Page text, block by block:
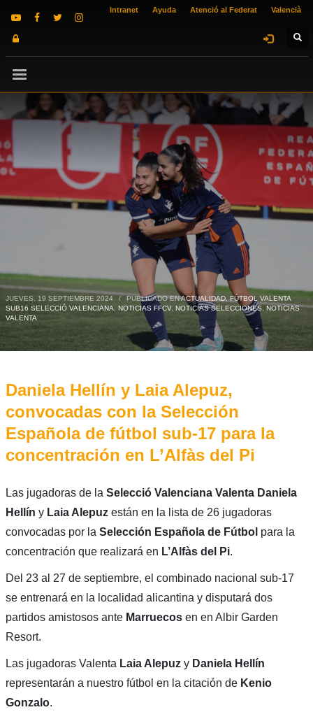
Intranet Ayuda Atenció al Federat Valencià
JUEVES, 19 SEPTIEMBRE 2024 / PUBLICADO ENACTUALIDAD,FÚTBOL VALENTA
SUB16 SELECCIÓ VALENCIANA
NOTICIAS FFCV, NOTICIAS SELECCIONES, NOTICIAS
VALENTA
Daniela Hellín y Laia Alepuz,
convocadas con la Selección
Española de fútbol sub-17 para la
concentración en L’Alfàs del Pi
Las jugadoras de la Selecció Valenciana Valenta Daniela
Hellín y Laia Alepuzestán en la lista de 26 jugadoras
convocadas por la Selección Española de Fútbol para la
concentración que realizará en L’Alfàs del Pi.
Del 23 al 27 de septiembre, el combinado nacional sub-17
se entrenará en la localidad alicantina y disputará dos
partidos amistosos ante Marruecosen en Albir Garden
Resort.
Las jugadoras Valenta Laia Alepuz yDaniela Hellín
representarán a nuestro fútbol en la citación de Kenio
Gonzalo.